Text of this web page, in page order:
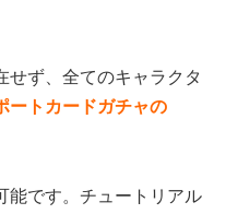
せず、全てのキャラクタ
ートカードガチャの
能です。チュートリアル